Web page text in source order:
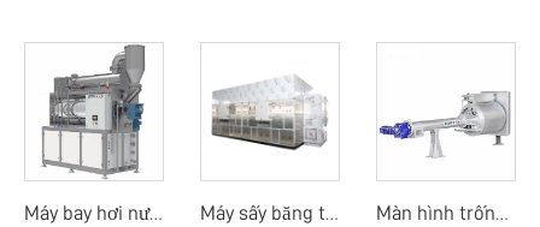
Máy bay hơi nước thải Máy sấy băng tải nhiệt độ thấp bằng bơm nhiệt Màn hình trống quay mịn